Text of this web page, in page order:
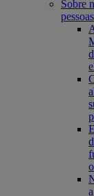
Sobre